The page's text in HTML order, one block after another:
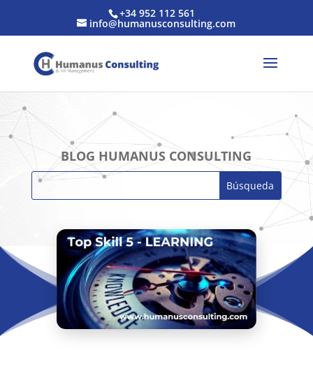
+34 952 112 561
info@humanusconsulting.com
BLOG HUMANUS CONSULTING